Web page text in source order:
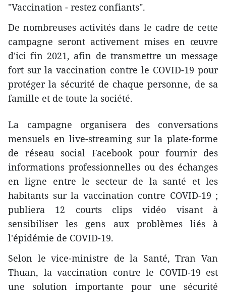
"Vaccination - restez confiants".
De nombreuses activités dans le cadre de cette
campagne seront activement mises en œuvre
d'ici fin 2021, afin de transmettre un message
fort sur la vaccination contre le COVID-19 pour
protéger la sécurité de chaque personne, de sa
famille et de toute la société.
La campagne organisera des conversations
mensuels en live-streaming sur la plate-forme
de réseau social Facebook pour fournir des
informations professionnelles ou des échanges
en ligne entre le secteur de la santé et les
habitants sur la vaccination contre COVID-19 ;
publiera 12 courts clips vidéo visant à
sensibiliser les gens aux problèmes liés à
l'épidémie de COVID-19.
Selon le vice-ministre de la Santé, Tran Van
Thuan, la vaccination contre le COVID-19 est
une solution importante pour une sécurité